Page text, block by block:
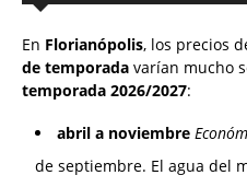
En Florianópolis, los precios
de temporada varían mucho
temporada 2026/2027:
abril a noviembre
de septiembre. El agua del